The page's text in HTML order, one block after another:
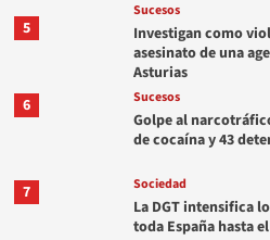
5
Sucesos
Investigan como
asesinato de una
Asturias
6
Sucesos
Golpe al
de cocaína y 43
7 Sociedad
La DGT intensifica
toda España hasta